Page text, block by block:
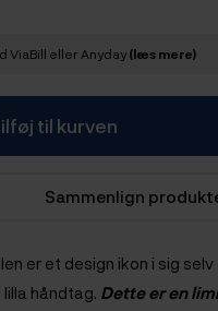
ViaBill eller Anyday(læs mere)
til kurven
Sammenlign
er et design ikon i sig
håndtag. Dette er en